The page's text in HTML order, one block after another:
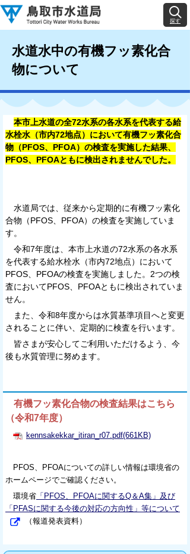
探す
水道水中の有機フッ素化合
物について
本市上水道の全72水系の各水系を代表する給
水栓水（市内72地点）において有機フッ素化合
物（PFOS、PFOA）の検査を実施した結果、
PFOS、PFOAともに検出されませんでした。
水道局では、従来から定期的に有機フッ素化
合物（PFOS、PFOA）の検査を実施していま
す。
令和7年度は、本市上水道の72水系の各水系
を代表する給水栓水（市内72地点）において
PFOS、PFOAの検査を実施しました。2つの検
査においてPFOS、PFOAともに検出されていま
せん。
また、令和8年度からは水質基準項目へと変更
されることに伴い、定期的に検査を行います。
皆さまが安心してご利用いただけるよう、今
後も水質管理に努めます。
有機フッ素化合物の検査結果はこちら
（令和7年度）
kennsakekkar_itiran_r07.pdf(661KB)
PFOS、PFOAについての詳しい情報は環境省の
ホームページでご確認ください。
環境省 「PFOS、PFOAに関するQ＆A集」及び
「PFASに関する今後の対応の方向性」等について
（報道発表資料）